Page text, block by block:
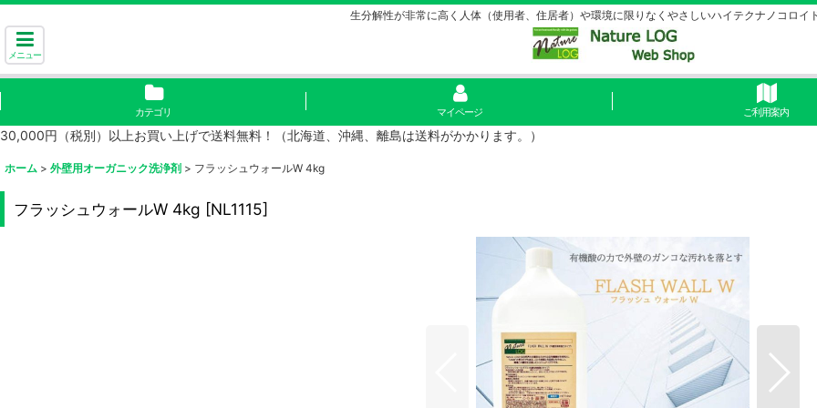
生分解性が非常に高く人体（使用者、住居者）や環境に限りなくやさしいハイテクナノコロイ
メニュー
カテゴリ マイページ ご利用案内
30,000円（税別）以上お買い上げで送料無料！（北海道、沖縄、離島は送料がかかります。）
ホーム > 外壁用オーガニック洗浄剤 > フラッシュウォールW 4kg
フラッシュウォールW 4kg [NL1115]